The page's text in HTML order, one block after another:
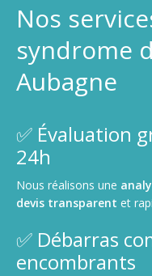
Nos
syndrome
Aubagne
✅ Évaluation
24h
Nous réalisons une
devis transparent et
✅ Débarras
encombrants